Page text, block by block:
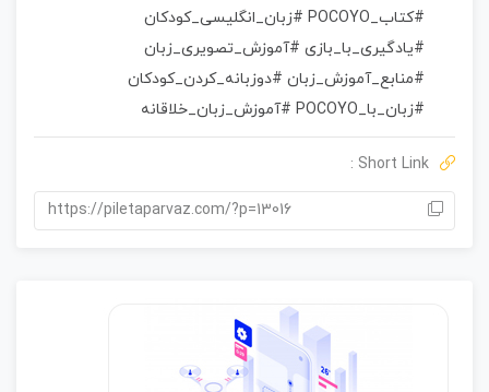
#کتاب_POCOYO #زبان_انگلیسی_کودکان
#یادگیری_با_بازی #آموزش_تصویری_زبان
#منابع_آموزش_زبان #دوزبانه_کردن_کودکان
#زبان_با_POCOYO #آموزش_زبان_خلاقانه
Short Link :
https://piletaparvaz.com/?p=13016